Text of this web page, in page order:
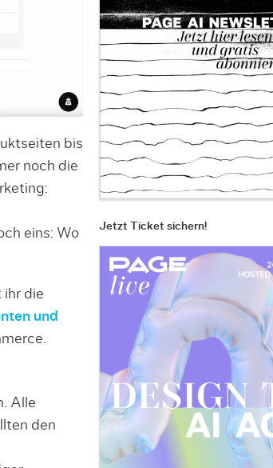
bis
noch die
eins: Wo
ihr die
und
Alle
den
Jetzt Ticket sichern!